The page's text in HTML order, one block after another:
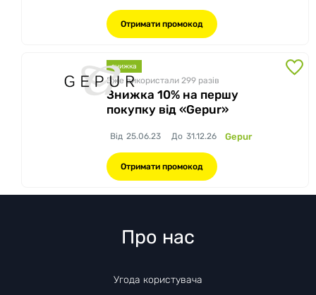
Отримати промокод
знижка
Вже використали 299 разів
Знижка 10% на першу
покупку від «Gepur»
Від 25.06.23 До 31.12.26 Gepur
Отримати промокод
Про нас
Угода користувача